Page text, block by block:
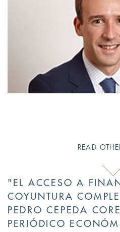
READ
"EL ACCESO A
COYUNTURA
PEDRO CEPEDA
PERIÓDICO